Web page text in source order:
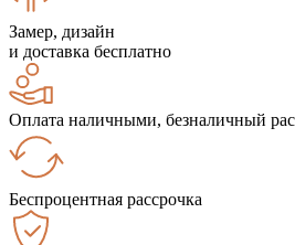
Замер, дизайн
и доставка бесплатно
Оплата наличными, безналичный
Беспроцентная рассрочка